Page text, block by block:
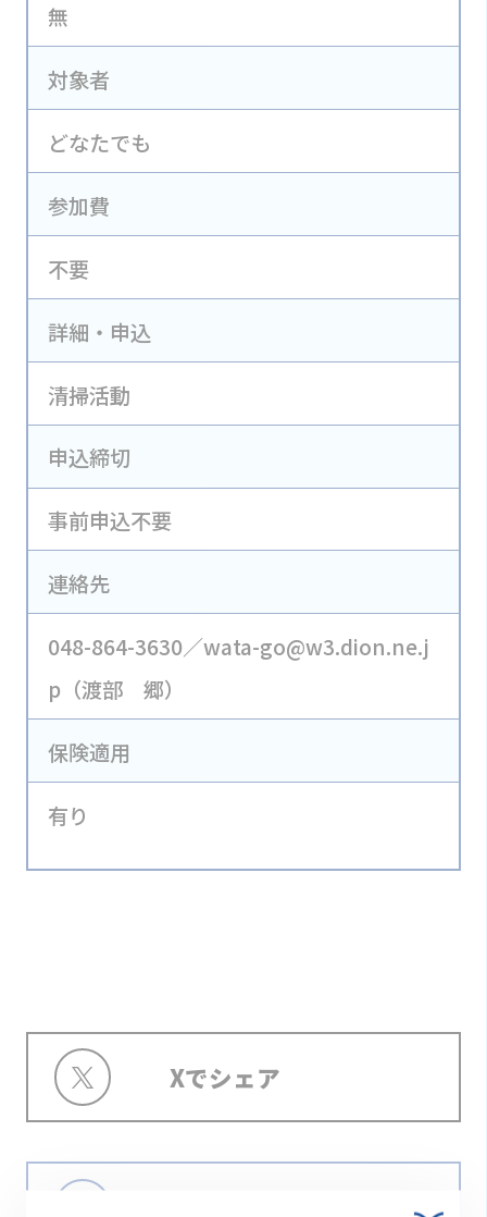
無
対象者
どなたでも
参加費
不要
詳細・申込
清掃活動
申込締切
事前申込不要
連絡先
048-864-3630／wata-go@w3.dion.ne.j
p（渡部 郷）
保険適用
有り
Xでシェア